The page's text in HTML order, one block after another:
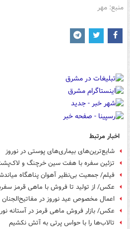
منبع: مهر
اخبار مرتبط
شایع‌ترین‌های بیماری‌های پوستی در نوروز
تزئین سفره با هفت سین خرچنگ و
فیلم/ جمعیت بی‌نظیر آهوان پناهگاه
عکس/ از تولید تا فروش با ماهی قرمز
اعمال مخصوص عید نوروز در مفاتیح‌الجنان
عکس/ بازار فروش ماهی قرمز در آستانه
تالاب‌ها را با حواس پرتی به آتش نکشیم